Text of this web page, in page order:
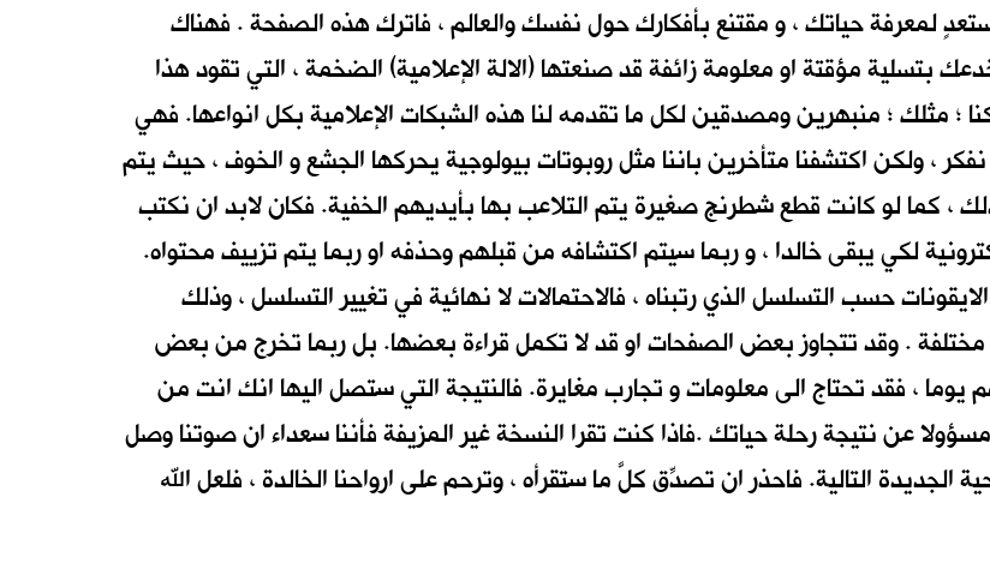
لمعرفة حياتك ، و مقتنع بأفكارك حول نفسك والعالم ، فاترك هذه الصفحة . فهناك
بتسلية مؤقتة او معلومة زائفة قد صنعتها (الالة الإعلامية) الضخمة ، التي تقود هذا
كنا ؛ مثلك ؛ منبهرين ومصدقين لكل ما تقدمه لنا هذه الشبكات الإعلامية بكل انواعها. فهي
، ولكن اكتشفنا متأخرين باننا مثل روبوتات بيولوجية يحركها الجشع و الخوف ، حيث يتم
، كما لو كانت قطع شطرنج صغيرة يتم التلاعب بها بأيديهم الخفية. فكان لابد ان نكتب
لكي يبقى خالدا ، و ربما سيتم اكتشافه من قبلهم وحذفه او ربما يتم تزييف محتواه.
حسب التسلسل الذي رتبناه ، فالاحتمالات لا نهائية في تغيير التسلسل ، وذلك
مختلفة . وقد تتجاوز بعض الصفحات او قد لا تكمل قراءة بعضها. بل ربما تخرج من بعض
، فقد تحتاج الى معلومات و تجارب مغايرة. فالنتيجة التي ستصل اليها انك انت من
عن نتيجة رحلة حياتك .فاذا كنت تقرا النسخة غير المزيفة فأننا سعداء ان صوتنا وصل
الجديدة التالية. فاحذر ان تصدِّق كلَّ ما ستقرأه ، وترحم على ارواحنا الخالدة ، فلعل الله